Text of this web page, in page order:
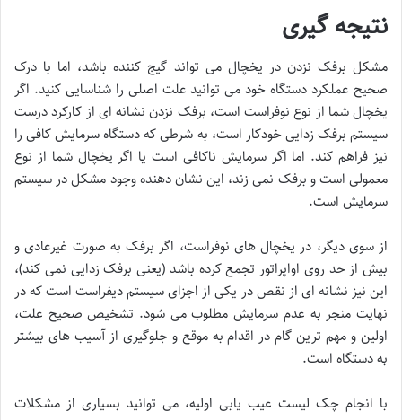
نتیجه گیری
مشکل برفک نزدن در یخچال می تواند گیج کننده باشد، اما با درک
صحیح عملکرد دستگاه خود می توانید علت اصلی را شناسایی کنید. اگر
یخچال شما از نوع نوفراست است، برفک نزدن نشانه ای از کارکرد درست
سیستم برفک زدایی خودکار است، به شرطی که دستگاه سرمایش کافی را
نیز فراهم کند. اما اگر سرمایش ناکافی است یا اگر یخچال شما از نوع
معمولی است و برفک نمی زند، این نشان دهنده وجود مشکل در سیستم
سرمایش است.
از سوی دیگر، در یخچال های نوفراست، اگر برفک به صورت غیرعادی و
بیش از حد روی اواپراتور تجمع کرده باشد (یعنی برفک زدایی نمی کند)،
این نیز نشانه ای از نقص در یکی از اجزای سیستم دیفراست است که در
نهایت منجر به عدم سرمایش مطلوب می شود. تشخیص صحیح علت،
اولین و مهم ترین گام در اقدام به موقع و جلوگیری از آسیب های بیشتر
به دستگاه است.
با انجام چک لیست عیب یابی اولیه، می توانید بسیاری از مشکلات